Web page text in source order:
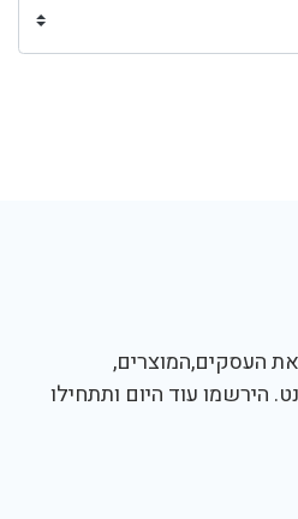
את העסקים,המוצרים,
הירשמו עוד היום ותתחילו